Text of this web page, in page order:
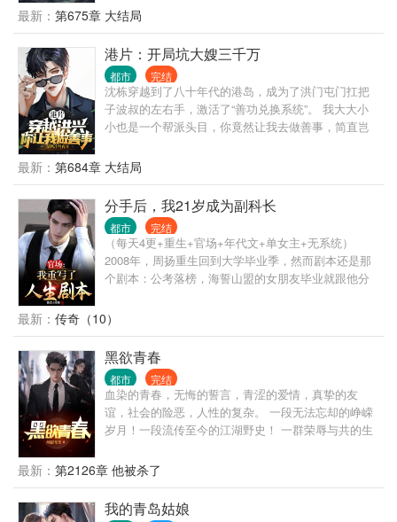
身上，上天给了重生的机会，安小海不愿再次错过！
为什么一个大学生会被如此针对？为什么自己会被如
此残忍的对待？为什么那背后的黑手就是不愿意放过
自己？ 安小海拼尽全力，戳破重重黑幕！ 为了活下
去，为了有朝一日沉冤得雪，安小海周旋于各种各样
的危险之间，抽丝剥茧间，一个巨大的阴影渐渐的浮
现出来！ 这一次，安小海不再是曾经那个柔弱的羔羊
了，看他如何 绝境反杀，翻云覆雨！！！
最新： 第675章 大结局
港片：开局坑大嫂三千万
都市 完结
沈栋穿越到了八十年代的港岛，成为了洪门屯门扛把
子波叔的左右手，激活了“善功兑换系统”。 我大大小
小也是一个帮派头目，你竟然让我去做善事，简直岂
100点。” “恭喜你率领小弟做起了正当生意，奖励善功
500点。” “恭喜你资助福利院五百万，奖励善功5000
点。” ...... 在发现善功能够用来兑换各种东西后，沈栋
彻底爱上了做善事。 黄志诚：一千万善款？你确定捐
款人是洪兴的扛把子？ 李文彬：很难相信这个与孩子
们玩在一起的人是个江湖大佬。 陆启昌：沈栋有慈善
护体，我们动不了他。 ...... 我是洪兴扛把子沈栋，一
不留神，从一个古惑仔变成了港岛最有名的大富豪和
最新： 第684章 大结局
分手后，我21岁成为副科长
都市 完结
（每天4更+重生+官场+年代文+单女主+无系统）
2008年，周扬重生回到大学毕业季，然而剧本还是那
个剧本：公考落榜，海誓山盟的女朋友毕业就跟他分
占尽先机的周扬却变得不再茫然，因为他清楚，尽管
眼前的起点很低，但是青云大道却尽在眼前……这一
次，他要勇攀高峰，登临权位。
最新： 传奇（10）
黑欲青春
都市 完结
血染的青春，无悔的誓言，青涩的爱情，真挚的友
谊，社会的险恶，人性的复杂。 一段无法忘却的峥嵘
岁月！一段流传至今的江湖野史！ 一群荣辱与共的生
前行！ 杜撰的真实，真实的杜撰！ 哥几个，走着！
纯银耳坠出品，保证精品！
最新： 第2126章 他被杀了
我的青岛姑娘